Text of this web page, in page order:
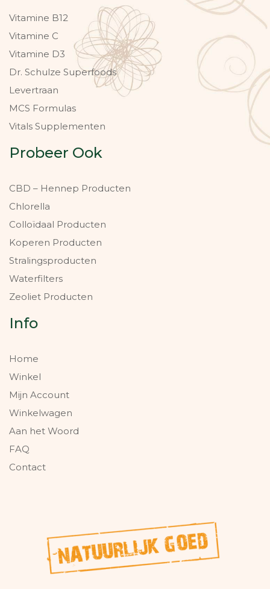
Vitamine B12
Vitamine C
Vitamine D3
Dr. Schulze Superfoods
Levertraan
MCS Formulas
Vitals Supplementen
Probeer Ook
CBD – Hennep Producten
Chlorella
Colloïdaal Producten
Koperen Producten
Stralingsproducten
Waterfilters
Zeoliet Producten
Info
Home
Winkel
Mijn Account
Winkelwagen
Aan het Woord
FAQ
Contact